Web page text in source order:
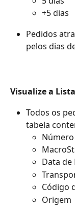
+5 dias
Pedidos
pelos dias
Visualize a
Todos os
tabela
Data de
Código
Origem